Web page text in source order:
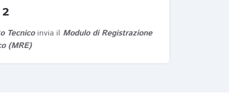
2
Tecnicoinvia il Modulo di Registrazione
(MRE)